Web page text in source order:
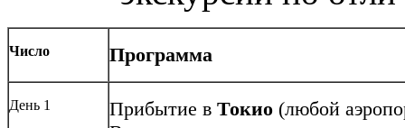
Число Программа
День 1 Прибытие в Токио (любой